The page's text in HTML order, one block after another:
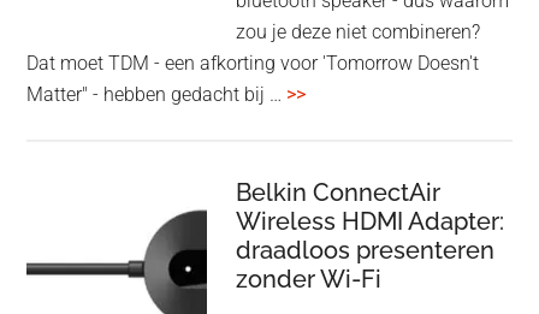
zou je deze niet combineren?
Dat moet TDM - een afkorting voor 'Tomorrow Doesn't
Matter" - hebben gedacht bij … >>overHoofdtelefoon
Speaker
in
een
twist
Belkin ConnectAir
Wireless HDMI Adapter:
draadloos presenteren
zonder Wi-Fi